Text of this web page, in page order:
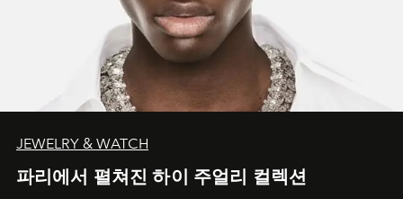
JEWELRY & WATCH
파리에서 펼쳐진 하이 주얼리 컬렉션